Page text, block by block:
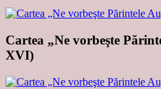
Cartea „Ne vorbeşte
XVI)